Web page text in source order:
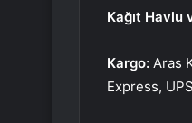
Kağıt Havlu
Kargo: Aras
Express,